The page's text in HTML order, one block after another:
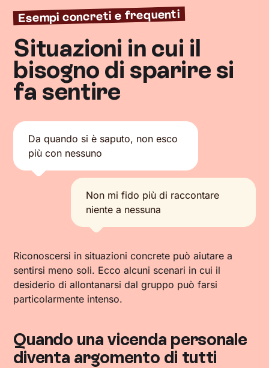
Esempi concreti e frequenti
Situazioni in cui il
bisogno di sparire si
fa sentire
Da quando si è saputo, non esco
più con nessuno
Non mi fido più di raccontare
niente a nessuna
Riconoscersi in situazioni concrete può aiutare a
sentirsi meno soli. Ecco alcuni scenari in cui il
desiderio di allontanarsi dal gruppo può farsi
particolarmente intenso.
Quando una vicenda personale
diventa argomento di tutti